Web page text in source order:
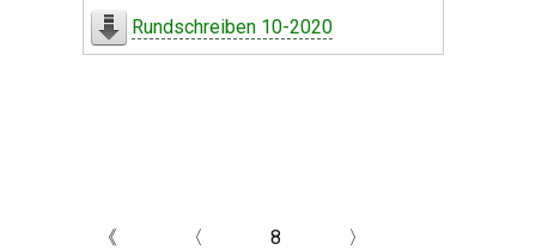
Rundschreiben 10-2020
《 〈 8 〉